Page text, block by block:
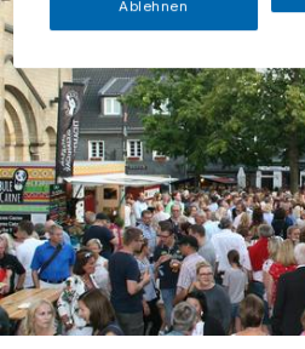
Ablehnen